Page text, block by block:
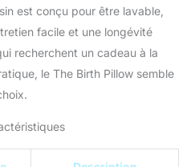
unique qui ravira non
seulement les
parents, mais aussi
les tout-petits.
est conçu pour être lavable,
facile et une longévité
recherchent un cadeau à la
le The Birth Pillow semble